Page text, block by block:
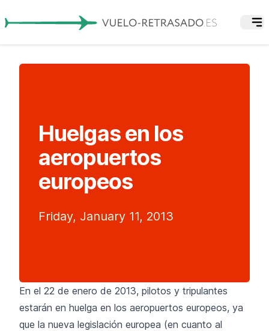
Huelgas en los
aeropuertos
europeos
Friday, January 11, 2013
En el 22 de enero de 2013, pilotos y tripulantes
estarán en huelga en los aeropuertos europeos, ya
que la nueva legislación europea (en cuanto al